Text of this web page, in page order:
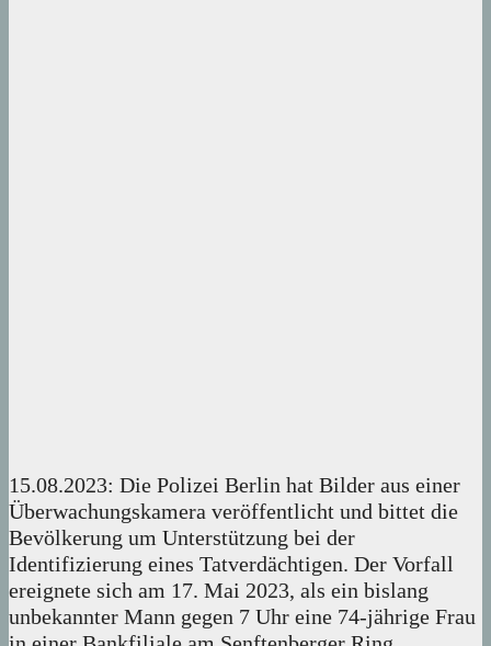
15.08.2023: Die Polizei Berlin hat Bilder aus einer
Überwachungskamera veröffentlicht und bittet die
Bevölkerung um Unterstützung bei der
Identifizierung eines Tatverdächtigen. Der Vorfall
ereignete sich am 17. Mai 2023, als ein bislang
unbekannter Mann gegen 7 Uhr eine 74-jährige Frau